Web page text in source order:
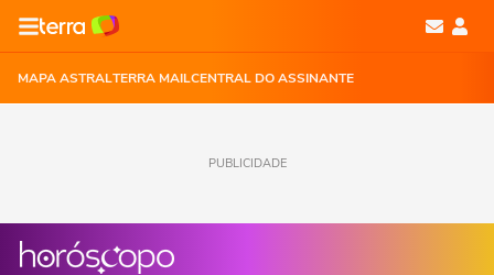
MAPA ASTRALTERRA MAILCENTRAL DO ASSINANTE
PUBLICIDADE